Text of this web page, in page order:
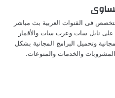
فى القنوات العربية بث مباشر
على نايل سات وعرب سات والأقمار
وتحميل البرامج المجانية بشكل
والخدمات والمنوعات.